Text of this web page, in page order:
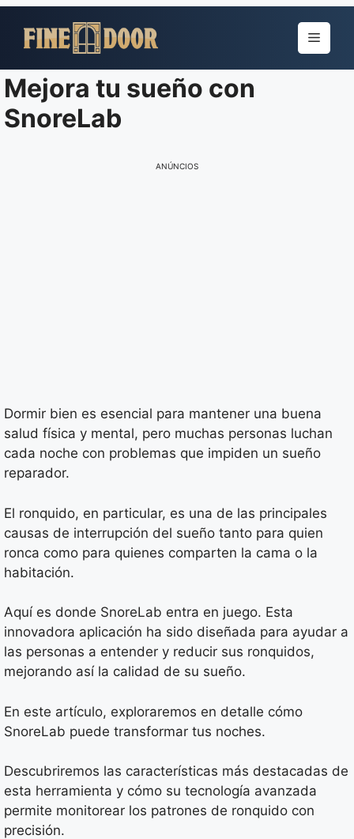
para
conteúdo
Menu
Mejora tu sueño con
SnoreLab
ANÚNCIOS
Dormir bien es esencial para mantener una buena
salud física y mental, pero muchas personas luchan
cada noche con problemas que impiden un sueño
reparador.
El ronquido, en particular, es una de las principales
causas de interrupción del sueño tanto para quien
ronca como para quienes comparten la cama o la
habitación.
Aquí es donde SnoreLab entra en juego. Esta
innovadora aplicación ha sido diseñada para ayudar a
las personas a entender y reducir sus ronquidos,
mejorando así la calidad de su sueño.
En este artículo, exploraremos en detalle cómo
SnoreLab puede transformar tus noches.
Descubriremos las características más destacadas de
esta herramienta y cómo su tecnología avanzada
permite monitorear los patrones de ronquido con
precisión.